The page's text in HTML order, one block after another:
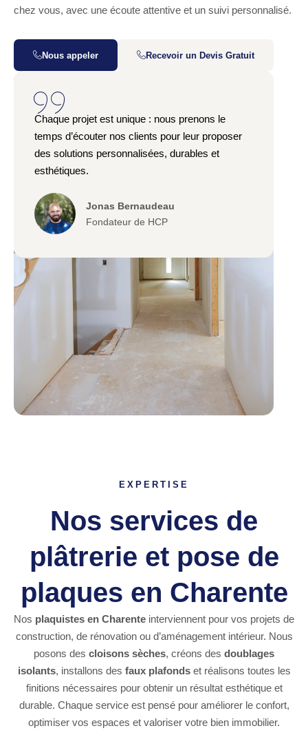
Chaque projet est unique : nous prenons le
temps d’écouter nos clients pour leur proposer
des solutions personnalisées, durables et
esthétiques.
Jonas Bernaudeau
Fondateur de HCP
chez vous, avec une écoute attentive et un suivi personnalisé.
Nous appeler Recevoir un Devis Gratuit
EXPERTISE
Nos services de
plâtrerie et pose de
plaques en Charente
Nos plaquistes en Charente interviennent pour vos projets de
construction, de rénovation ou d’aménagement intérieur. Nous
posons des cloisons sèches, créons des doublages
isolants, installons des faux plafondset réalisons toutes les
finitions nécessaires pour obtenir un résultat esthétique et
durable. Chaque service est pensé pour améliorer le confort,
optimiser vos espaces et valoriser votre bien immobilier.